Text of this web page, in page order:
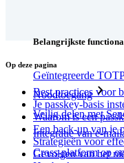
Belangrijkste
Geïntegreerde
Noodtoegang
Veilig delen met
Integratie van e-
Cross-platform op
Op deze pagina
Best practices voor
Je passkey-basis
Waarom is een
Een back-up van je
Strategieën voor
Gevolgen van het